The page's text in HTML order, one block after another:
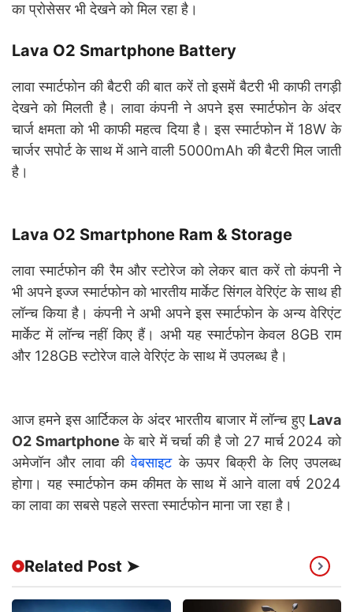
का प्रोसेसर भी देखने को मिल रहा है।
Lava O2 Smartphone Battery
लावा स्मार्टफोन की बैटरी की बात करें तो इसमें बैटरी भी काफी तगड़ी
देखने को मिलती है। लावा कंपनी ने अपने इस स्मार्टफोन के अंदर
चार्ज क्षमता को भी काफी महत्व दिया है। इस स्मार्टफोन में 18W के
चार्जर सपोर्ट के साथ में आने वाली 5000mAh की बैटरी मिल जाती
है।
Lava O2 Smartphone Ram & Storage
लावा स्मार्टफोन की रैम और स्टोरेज को लेकर बात करें तो कंपनी ने
भी अपने इज्ज स्मार्टफोन को भारतीय मार्केट सिंगल वेरिएंट के साथ ही
लॉन्च किया है। कंपनी ने अभी अपने इस स्मार्टफोन के अन्य वेरिएंट
मार्केट में लॉन्च नहीं किए हैं। अभी यह स्मार्टफोन केवल 8GB राम
और 128GB स्टोरेज वाले वेरिएंट के साथ में उपलब्ध है।
आज हमने इस आर्टिकल के अंदर भारतीय बाजार में लॉन्च हुए Lava
O2 Smartphone के बारे में चर्चा की है जो 27 मार्च 2024 को
अमेजॉन और लावा कीवेबसाइटके ऊपर बिक्री के लिए उपलब्ध
होगा। यह स्मार्टफोन कम कीमत के साथ में आने वाला वर्ष 2024
का लावा का सबसे पहले सस्ता स्मार्टफोन माना जा रहा है।
Related Post ➤